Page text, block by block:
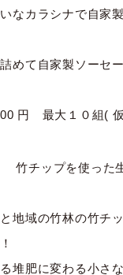
なカラシナで自家
めて自家製ソーセ
円 最大１０組(
竹チップを使った
地域の竹林の竹チ
堆肥に変わる小さ